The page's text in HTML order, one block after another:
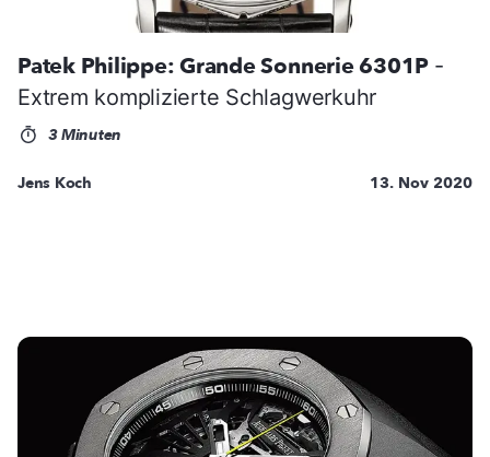
Patek Philippe: Grande Sonnerie 6301P -
Extrem komplizierte Schlagwerkuhr
3 Minuten
Jens Koch 13. Nov 2020